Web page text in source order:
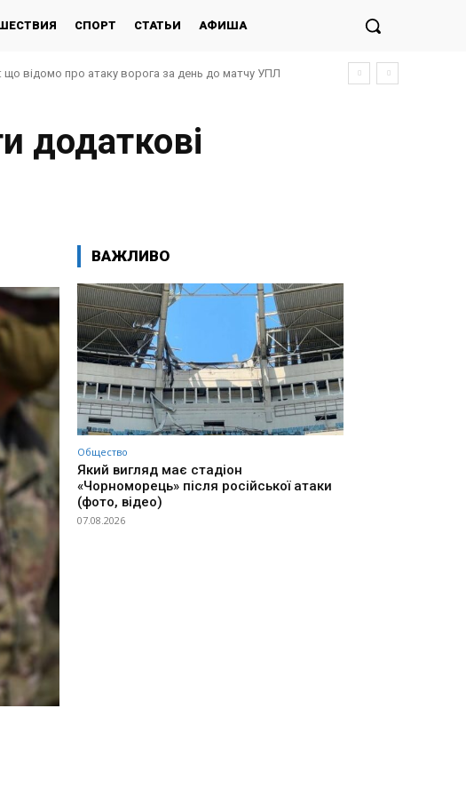
СПОРТ СТАТЬИ АФИША
що відомо про атаку ворога за день до матчу УПЛ
додаткові
ВАЖЛИВО
Общество
Який вигляд має стадіон
«Чорноморець» після російської атаки
(фото, відео)
07.08.2026